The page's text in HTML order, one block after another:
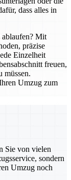
dass alles in
ablaufen? Mit
präzise
Einzelheit
freuen,
müssen.
Umzug zum
Sie von vielen
sondern
Umzug noch